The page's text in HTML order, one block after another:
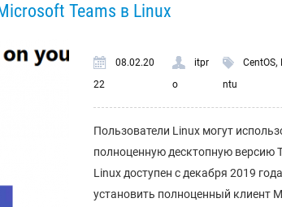
Teams в Linux
08.02.20
22
itpr
o
CentOS,
ntu
Пользователи Linux могут
полноценную десктопную версию
Linux доступен с декабря 2019
установить полноценный клиент